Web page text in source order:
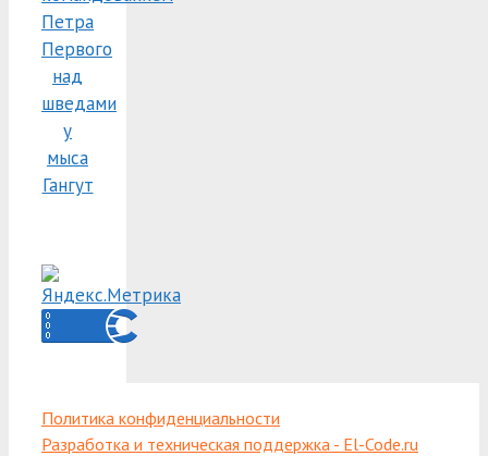
Петра
Первого
над
шведами
у
мыса
Гангут
Политика конфиденциальности
Разработка и техническая поддержка - El-Code.ru